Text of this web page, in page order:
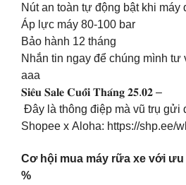
Nút an toàn tự động bật khi máy
Áp lực máy 80-100 bar
Bảo hành 12 tháng
Nhắn tin ngay để chúng mình tư
aaa
𝐒𝐢𝐞̂𝐮 𝐒𝐚𝐥𝐞 𝐂𝐮𝐨̂́𝐢 𝐓𝐡𝐚́𝐧𝐠 𝟐𝟓.𝟎𝟐 –
Đây là thông điệp mà vũ trụ gửi
Shopee x Aloha: https://shp.ee/
Cơ hội mua máy rữa xe với ưu
%